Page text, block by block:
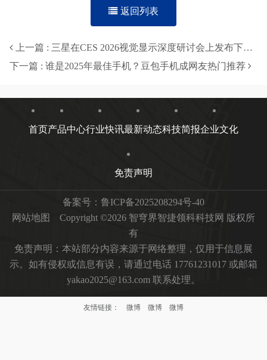
返回列表
上一篇 : 三星在CES 2026视觉显示深度研讨会上发布下一代电视愿景
下一篇 : 谁是2025年最佳手机？豆包手机成网友热门推荐
首页产品中心行业快讯最新动态科技简报企业文化
免责声明
备案号： 鲁ICP备2025208294号-40
网站地图
Copyright ©2026 智穹界智捷领科科技网 版权所
有
免责声明：本站部分内容来源于网络整理，仅用于信息展
示。如有侵权或信息有误，请通过电话 17761231017 或邮箱
yakao2025@163.com 联系处理。
友情链接： 微博 微博 微博